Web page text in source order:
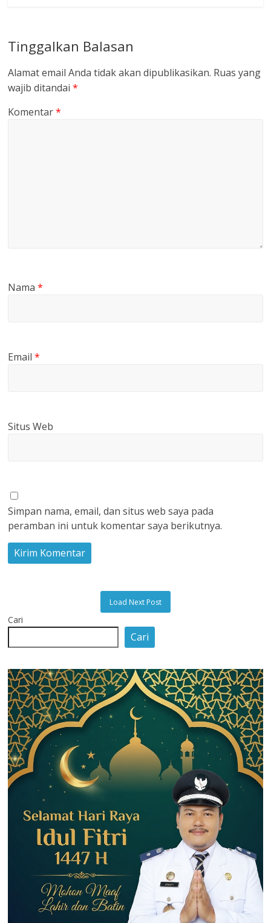
Tinggalkan Balasan
Alamat email Anda tidak akan dipublikasikan. Ruas yang
wajib ditandai*
Komentar*
Nama*
Email*
Situs Web
Simpan nama, email, dan situs web saya pada
peramban ini untuk komentar saya berikutnya.
Load Next Post
Cari
Cari